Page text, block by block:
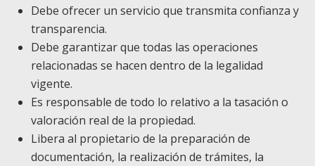
Debe ofrecer un servicio que transmita confianza y
transparencia.
Debe garantizar que todas las operaciones
relacionadas se hacen dentro de la legalidad
vigente.
Es responsable de todo lo relativo a la tasación o
valoración real de la propiedad.
Libera al propietario de la preparación de
documentación, la realización de trámites, la